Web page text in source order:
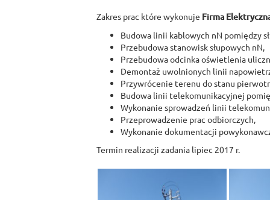
Zakres prac które wykonuje Firma
Budowa linii kablowych nN pomiędzy
Przebudowa stanowisk słupowych nN,
Przebudowa odcinka oświetlenia
Demontaż uwolnionych linii
Przywrócenie terenu do stanu
Budowa linii telekomunikacyjnej
Wykonanie sprowadzeń linii
Przeprowadzenie prac odbiorczych,
Wykonanie dokumentacji
Termin realizacji zadania lipiec 2017 r.